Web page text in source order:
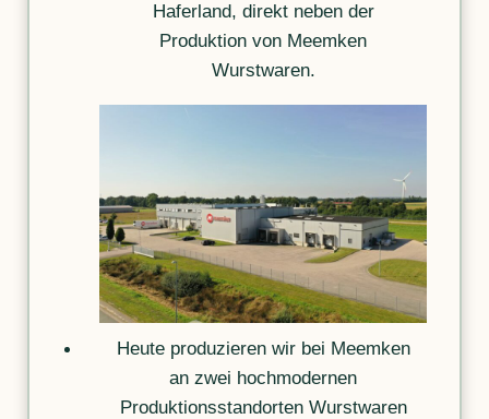
Haferland, direkt neben der
Produktion von Meemken
Wurstwaren.
Heute produzieren wir bei Meemken
an zwei hochmodernen
Produktionsstandorten Wurstwaren